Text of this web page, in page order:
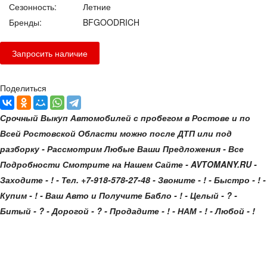
Сезонность:
Летние
Бренды:
BFGOODRICH
Поделиться
Срочный Выкуп Автомобилей с пробегом в Ростове и по
Всей Ростовской Области можно после ДТП или под
разборку - Рассмотрим Любые Ваши Предложения - Все
Подробности Смотрите на Нашем Сайте - AVTOMANY.RU -
Заходите - ! - Тел. +7-918-578-27-48 - Звоните - ! - Быстро - ! -
Купим - ! - Ваш Авто и Получите Бабло - ! - Целый - ? -
Битый - ? - Дорогой - ? - Продадите - ! - НАМ - ! - Любой - !